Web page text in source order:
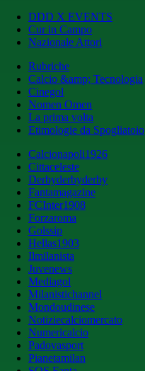
DDD X EVENTS
Cur in Campo
Nazionale Attori
Rubriche
Calcio &amp; Tecnologia
Cinegol
Nomen Omen
La prima volta
Etimologie da Spogliatoio
Calcionapoli1926
Cittaceleste
Derbyderbyderby
Fantamagazine
FCInter1908
Forzaroma
Golssip
Hellas1903
Ilmilanista
Juvenews
Mediagol
Milanistichannel
Mondoudinese
Notiziecalciomercato
Numericalcio
Padovasport
Pianetamilan